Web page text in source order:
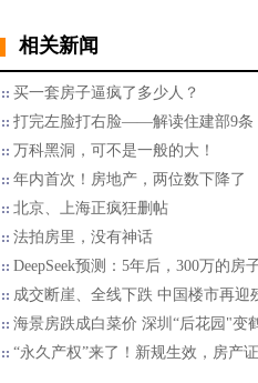
相关新闻
买一套房子逼疯了多少人？
打完左脸打右脸——解读住建部9条
万科黑洞，可不是一般的大！
年内首次！房地产，两位数下降了
北京、上海正疯狂删帖
​法拍房里，没有神话
DeepSeek预测：5年后，300万的房
成交断崖、全线下跌 中国楼市再迎
海景房跌成白菜价 深圳“后花园"变
“永久产权”来了！新规生效，房产